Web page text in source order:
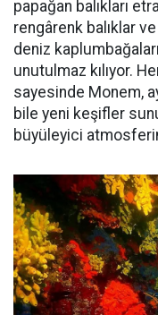
papağan balıkları
rengârenk balıklar
deniz
unutulmaz kılıyor.
sayesinde Monem,
bile yeni keşifler
büyüleyici